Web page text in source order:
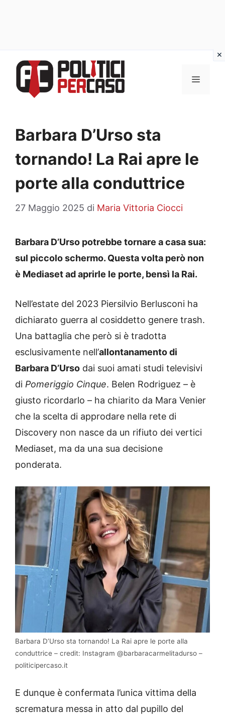
contenuto
MENU
Barbara D’Urso sta
tornando! La Rai apre le
porte alla conduttrice
27 Maggio 2025 di Maria Vittoria Ciocci
Barbara D’Urso potrebbe tornare a casa sua:
sul piccolo schermo. Questa volta però non
è Mediaset ad aprirle le porte, bensì la Rai.
Nell’estate del 2023 Piersilvio Berlusconi ha
dichiarato guerra al cosiddetto genere trash.
Una battaglia che però si è tradotta
esclusivamente nell’allontanamento di
Barbara D’Urso dai suoi amati studi televisivi
di Pomeriggio Cinque. Belen Rodriguez – è
giusto ricordarlo – ha chiarito da Mara Venier
che la scelta di approdare nella rete di
Discovery non nasce da un rifiuto dei vertici
Mediaset, ma da una sua decisione
ponderata.
Barbara D’Urso sta tornando! La Rai apre le porte alla
conduttrice – credit: Instagram @barbaracarmelitadurso –
politicipercaso.it
E dunque è confermata l’unica vittima della
scrematura messa in atto dal pupillo del